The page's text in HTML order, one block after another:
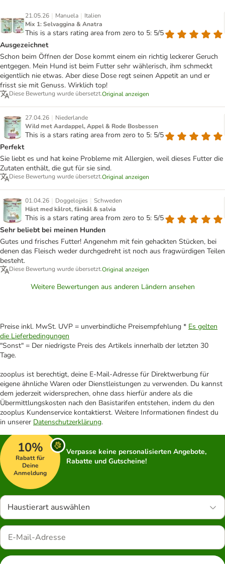
21.05.26 | Manuela | Italien
Mix 1: Selvaggina & Anatra
This is a stars rating area from zero to 5: 5/5
Ausgezeichnet
Schon beim Öffnen der Dose kommt einem ein richtig leckerer Geruch
entgegen. Mein Hund ist beim Futter sehr wählerisch, ihm schmeckt
eigentlich nie etwas. Aber diese Dose regt seinen Appetit an und er
frisst sie mit Genuss. Wirklich top!
Diese Bewertung wurde übersetzt.Original anzeigen
27.04.26 | Niederlande
Wild met Aardappel, Appel & Rode Bosbessen
This is a stars rating area from zero to 5: 5/5
Perfekt
Sie liebt es und hat keine Probleme mit Allergien, weil dieses Futter die
Zutaten enthält, die gut für sie sind.
Diese Bewertung wurde übersetzt.Original anzeigen
01.04.26 | Doggelojjes | Schweden
Häst med kålrot, fänkål & salvia
This is a stars rating area from zero to 5: 5/5
Sehr beliebt bei meinen Hunden
Gutes und frisches Futter! Angenehm mit fein gehackten Stücken, bei
denen das Fleisch weder durchgedreht ist noch aus fragwürdigen Teilen
besteht.
Diese Bewertung wurde übersetzt.Original anzeigen
Weitere Bewertungen aus anderen Ländern ansehen
Preise inkl. MwSt. UVP = unverbindliche Preisempfehlung * Es gelten
die Lieferbedingungen
"Sonst" = Der niedrigste Preis des Artikels innerhalb der letzten 30
Tage.
zooplus ist berechtigt, deine E-Mail-Adresse für Direktwerbung für
eigene ähnliche Waren oder Dienstleistungen zu verwenden. Du kannst
dem jederzeit widersprechen, ohne dass hierfür andere als die
Übermittlungskosten nach den Basistarifen entstehen, indem du den
zooplus Kundenservice kontaktierst. Weitere Informationen findest du
in unserer Datenschutzerklärung.
10%
Rabatt für
Deine
Anmeldung
Verpasse keine personalisierten Angebote,
Rabatte und Gutscheine!
Haustierart auswählen